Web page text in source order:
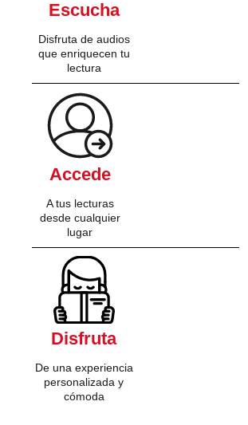
Escucha
Disfruta de audios
que enriquecen tu
lectura
Accede
A tus lecturas
desde cualquier
lugar
Disfruta
De una experiencia
personalizada y
cómoda